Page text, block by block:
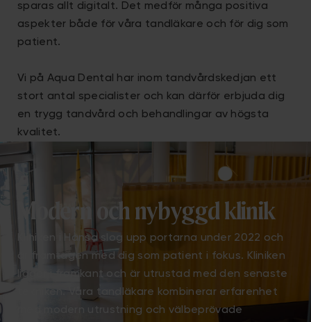
sparas allt digitalt. Det medför många positiva
aspekter både för våra tandläkare och för dig som
patient.
Vi på Aqua Dental har inom tandvårdskedjan ett
stort antal specialister och kan därför erbjuda dig
en trygg tandvård och behandlingar av högsta
kvalitet.
Modern och nybyggd klinik
Kliniken i Hansa slog upp portarna under 2022 och
är framtagen med dig som patient i fokus. Kliniken
ligger i framkant och är utrustad med den senaste
tekniken. Våra tandläkare kombinerar erfarenhet
med modern utrustning och välbeprövade